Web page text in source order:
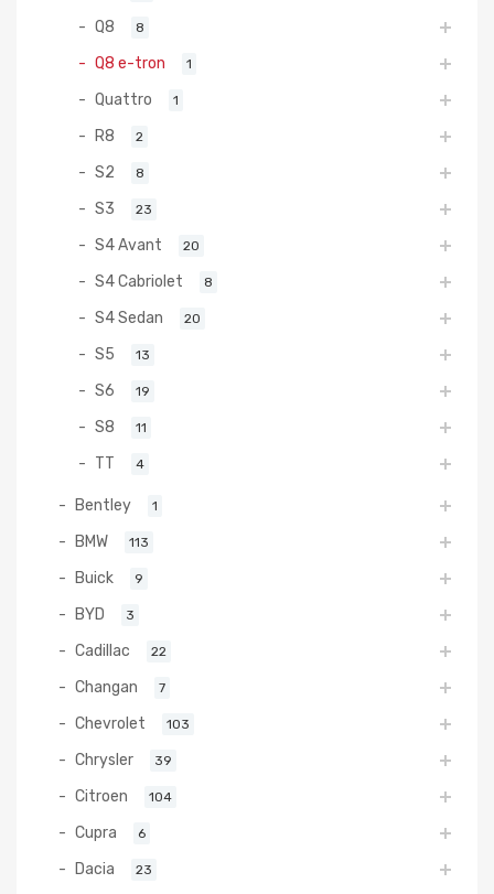
Q8 8
Q8 e-tron 1
Quattro 1
R8 2
S2 8
S3 23
S4 Avant 20
S4 Cabriolet 8
S4 Sedan 20
S5 13
S6 19
S8 11
TT 4
Bentley 1
BMW 113
Buick 9
BYD 3
Cadillac 22
Changan 7
Chevrolet 103
Chrysler 39
Citroen 104
Cupra 6
Dacia 23